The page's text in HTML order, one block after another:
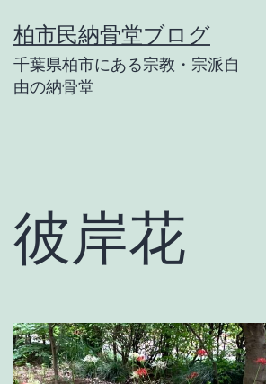
ン
キ
柏市民納骨堂ブログ
千葉県柏市にある宗教・宗派自
由の納骨堂
彼岸花